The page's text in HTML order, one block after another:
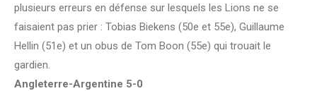
plusieurs erreurs en défense sur lesquels les Lions ne se
faisaient pas prier : Tobias Biekens (50e et 55e), Guillaume
Hellin (51e) et un obus de Tom Boon (55e) qui trouait le
gardien.
Angleterre-Argentine 5-0